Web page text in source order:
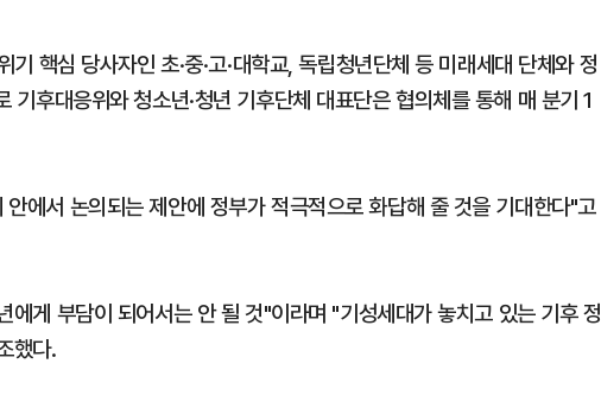
핵심 당사자인 초·중·고·대학교, 독립청년단체 등 미래세대 단체와 정
후대응위와 청소년·청년 기후단체 대표단은 협의체를 통해 매 분기 1
에서 논의되는 제안에 정부가 적극적으로 화답해 줄 것을 기대한다"고
에게 부담이 되어서는 안 될 것"이라며 "기성세대가 놓치고 있는 기후 정
했다.